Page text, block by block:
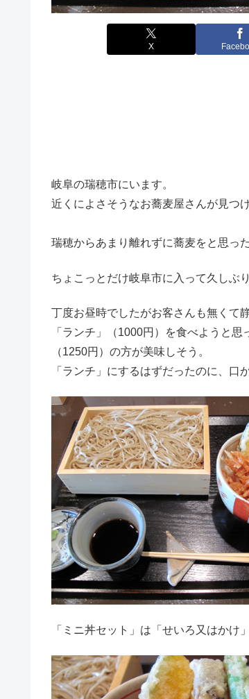
X
岐阜の瑞穂市にいます。
近くによさそうなお蕎麦屋さんが見つ
瑞穂からあまり離れずに蕎麦をと思っ
ちょこっとだけ岐阜市に入って久しぶ
丁度お昼時でしたがお客さんも無くて
「ランチ」（1000円）を食べようと
（1250円）の方が美味しそう。
「ランチ」にするはずだったのに、口
「ミニ丼セット」は「せいろ又はかけ